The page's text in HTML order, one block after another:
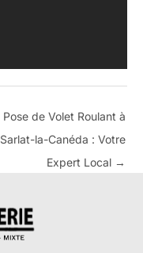
Pose de Volet Roulant à
Sarlat-la-Canéda : Votre
Expert Local →